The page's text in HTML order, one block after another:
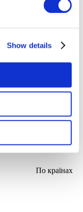
Show details
По країнах